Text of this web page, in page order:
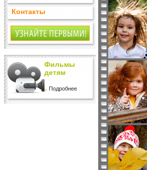
Контакты
Фильмы
детям
Подробнее